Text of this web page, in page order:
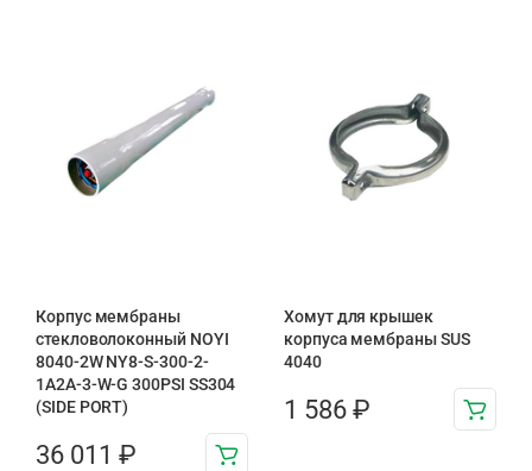
Корпус мембраны
стекловолоконный NOYI
8040-2W NY8-S-300-2-
1A2A-3-W-G 300PSI SS304
(SIDE PORT)
36 011 ₽
Хомут для крышек
корпуса мембраны SUS
4040
1 586 ₽